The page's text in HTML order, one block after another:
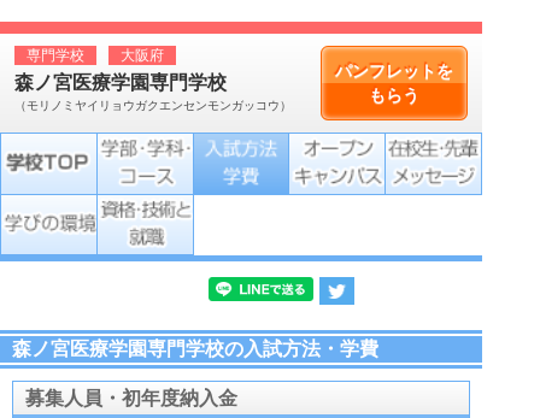
パンフレットを
もらう
専門学校 大阪府
森ノ宮医療学園専門学校
（モリノミヤイリョウガクエンセンモンガッコウ）
森ノ宮医療学園専門学校の入試方法・学費
募集人員・初年度納入金